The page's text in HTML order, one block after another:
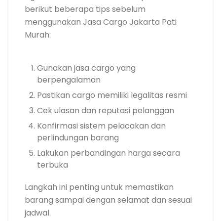
berikut beberapa tips sebelum
menggunakan Jasa Cargo Jakarta Pati
Murah:
Gunakan jasa cargo yang
berpengalaman
Pastikan cargo memiliki legalitas resmi
Cek ulasan dan reputasi pelanggan
Konfirmasi sistem pelacakan dan
perlindungan barang
Lakukan perbandingan harga secara
terbuka
Langkah ini penting untuk memastikan
barang sampai dengan selamat dan sesuai
jadwal.